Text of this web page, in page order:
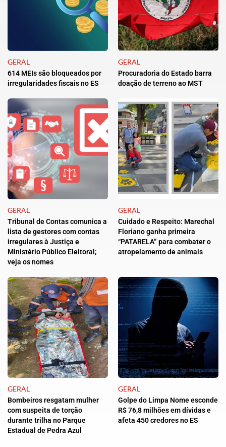
GERAL
614 MEIs são bloqueados por
irregularidades fiscais no ES
GERAL
Procuradoria do Estado barra
doação de terreno ao MST
GERAL
Tribunal de Contas comunica a
lista de gestores com contas
irregulares à Justiça e
Ministério Público Eleitoral;
veja os nomes
GERAL
Cuidado e Respeito: Marechal
Floriano ganha primeira
“PATARELA” para combater o
atropelamento de animais
GERAL
Bombeiros resgatam mulher
com suspeita de torção
durante trilha no Parque
Estadual de Pedra Azul
GERAL
Golpe do Limpa Nome esconde
R$ 76,8 milhões em dívidas e
afeta 450 credores no ES